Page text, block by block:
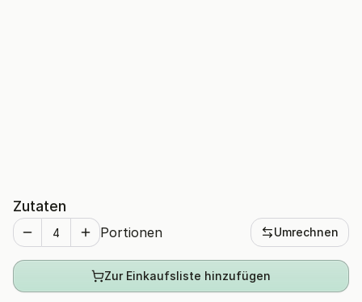
Zutaten
Portionen Umrechnen
Zur Einkaufsliste hinzufügen